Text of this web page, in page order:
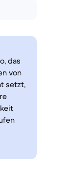
das
von
setzt,